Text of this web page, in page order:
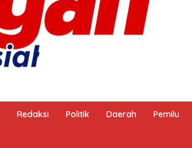
Redaksi Politik Daerah Pemilu